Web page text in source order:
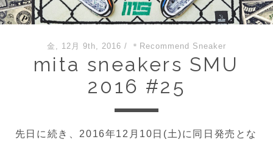
金, 12月 9th, 2016 / ＊Recommend Sneaker
mita sneakers SMU
2016 #25
先日に続き、2016年12月10日(土)に同日発売とな